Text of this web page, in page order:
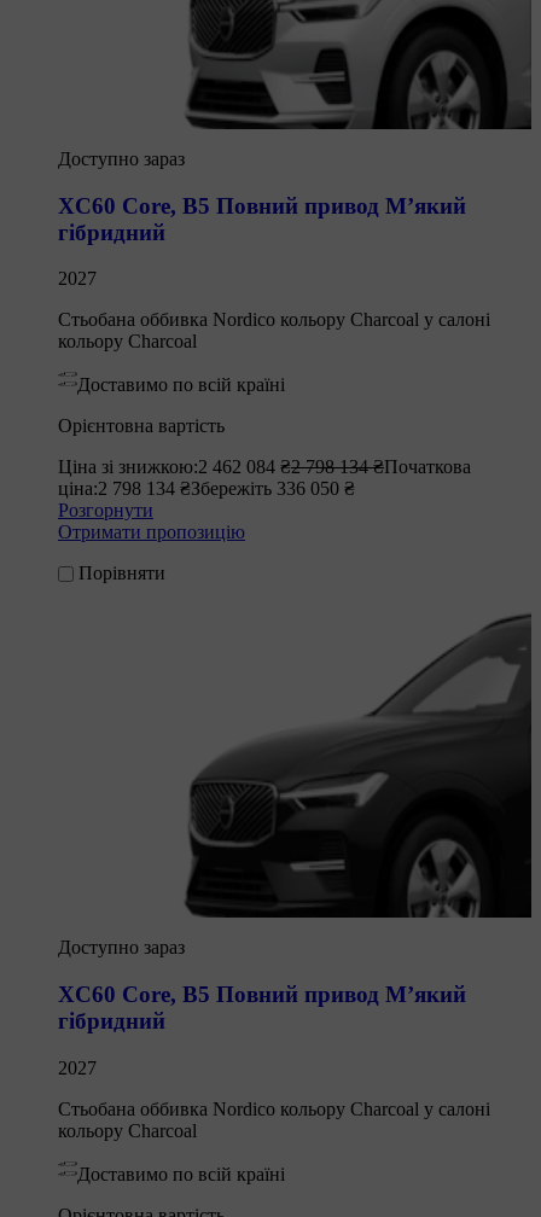
Доступно зараз
XC60 Core, B5 Повний привод М’який
гібридний
2027
Стьобана оббивка Nordico кольору Charcoal у салоні
кольору Charcoal
Доставимо по всій країні
Орієнтовна вартість
Ціна зі знижкою:2 462 084 ₴2 798 134 ₴Початкова
ціна:2 798 134 ₴Збережіть 336 050 ₴
Розгорнути
Отримати пропозицію
Порівняти
Доступно зараз
XC60 Core, B5 Повний привод М’який
гібридний
2027
Стьобана оббивка Nordico кольору Charcoal у салоні
кольору Charcoal
Доставимо по всій країні